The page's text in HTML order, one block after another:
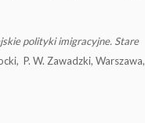
polityki imigracyjne. Stare
P. W. Zawadzki, Warszawa,